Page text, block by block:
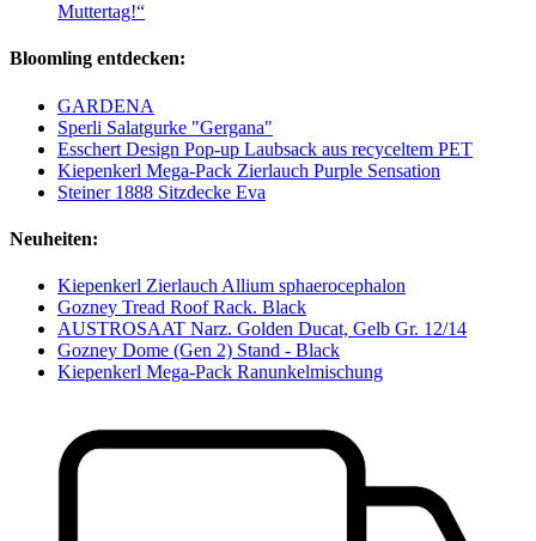
Muttertag!“
Bloomling entdecken:
GARDENA
Sperli Salatgurke "Gergana"
Esschert Design Pop-up Laubsack aus recyceltem PET
Kiepenkerl Mega-Pack Zierlauch Purple Sensation
Steiner 1888 Sitzdecke Eva
Neuheiten:
Kiepenkerl Zierlauch Allium sphaerocephalon
Gozney Tread Roof Rack. Black
AUSTROSAAT Narz. Golden Ducat, Gelb Gr. 12/14
Gozney Dome (Gen 2) Stand - Black
Kiepenkerl Mega-Pack Ranunkelmischung